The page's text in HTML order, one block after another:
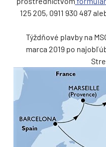
125 205, 0911 930 487
Týždňové plavby na
marca 2019 po